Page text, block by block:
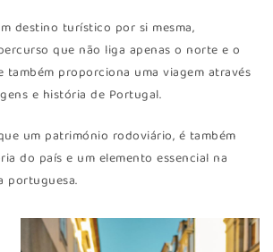
destino turístico por si mesma,
que não liga apenas o norte e o
também proporciona uma viagem através
e história de Portugal.
um património rodoviário, é também
do país e um elemento essencial na
portuguesa.